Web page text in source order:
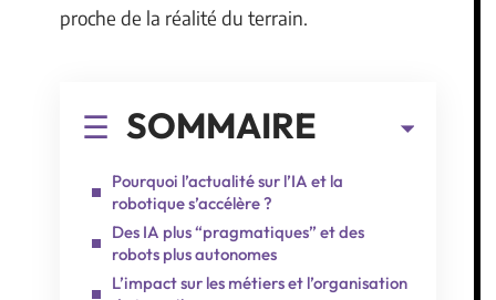
proche de la réalité du terrain.
SOMMAIRE
Pourquoi l’actualité sur l’IA et la
robotique s’accélère ?
Des IA plus “pragmatiques” et des
robots plus autonomes
L’impact sur les métiers et l’organisation